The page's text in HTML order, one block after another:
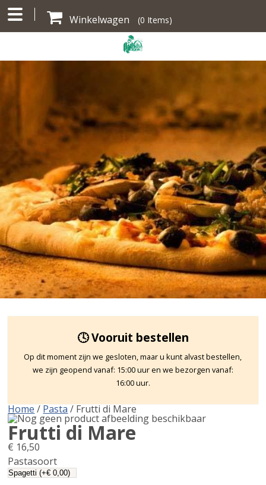
Winkelwagen (0 Items)
🕓 Vooruit bestellen
Op dit moment zijn we gesloten, maar u kunt alvast bestellen,
we zijn geopend vanaf: 15:00 uur en we bezorgen vanaf:
16:00 uur.
Home / Pasta / Frutti di Mare
Frutti di Mare
€ 16,50
Pastasoort